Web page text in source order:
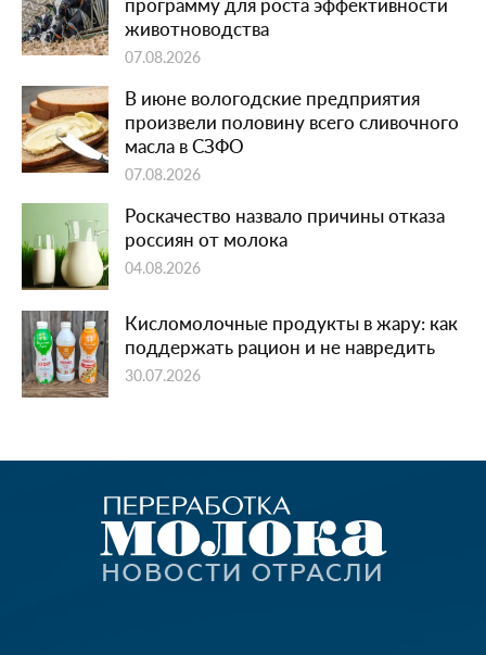
животноводства
07.08.2026
В июне вологодские предприятия
произвели половину всего сливочного
масла в СЗФО
07.08.2026
Роскачество назвало причины отказа
россиян от молока
04.08.2026
Кисломолочные продукты в жару: как
поддержать рацион и не навредить
30.07.2026